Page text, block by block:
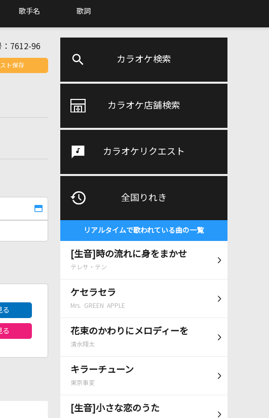
歌手名 歌詞
カラオケ検索
カラオケ店舗検索
カラオケリクエスト
全国りれき
リアルタイムで歌われている曲の一覧
[生音]時の流れに身をまかせ
テレサ・テン
ケセラセラ
Mrs. GREEN APPLE
花束のかわりにメロディーを
清水翔太
キラーチューン
東京事変
[生音]小さな恋のうた
7612-96
スト保存
る
る